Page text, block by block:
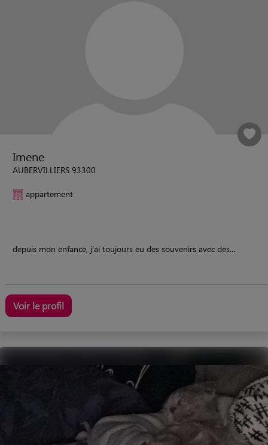
Imene
AUBERVILLIERS 93300
appartement
depuis mon enfance, j'ai toujours eu des souvenirs avec des...
Voir le profil